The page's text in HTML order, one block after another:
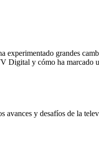
grandes
y cómo ha marcado
y desafíos de la